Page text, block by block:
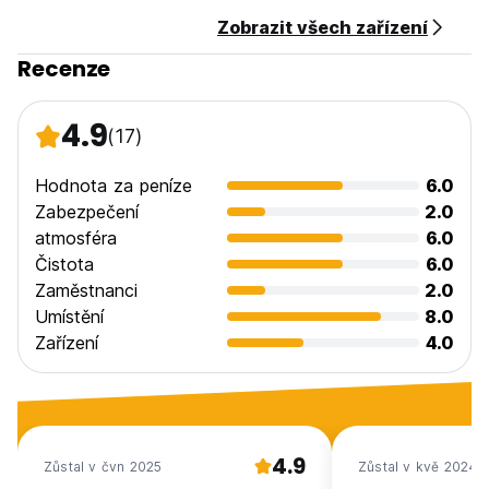
Zobrazit všech zařízení
Recenze
4.9(17)
Hodnota za peníze
6.0
Zabezpečení
2.0
atmosféra
6.0
Čistota
6.0
Zaměstnanci
2.0
Umístění
8.0
Zařízení
4.0
Zůstal v čvn 2025 4.9 Zůstal v kvě 2024